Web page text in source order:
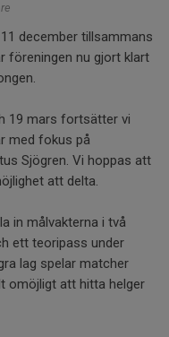
december tillsammans
föreningen nu gjort klart
19 mars fortsätter vi
med fokus på
Sjögren. Vi hoppas att
att delta.
in målvakterna i två
ett teoripass under
lag spelar matcher
omöjligt att hitta helger